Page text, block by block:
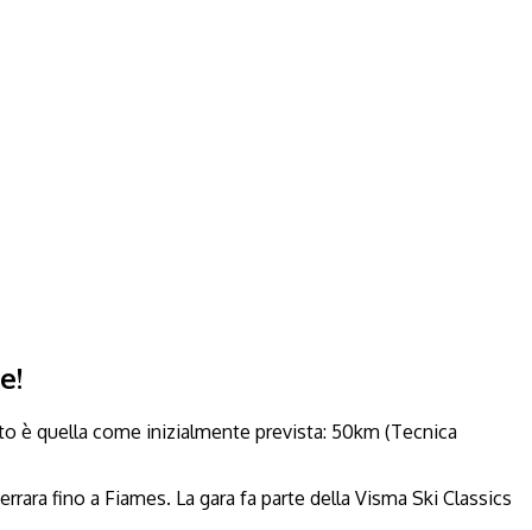
è quella come inizialmente prevista: 50km (Tecnica
fino a Fiames. La gara fa parte della Visma Ski Classics